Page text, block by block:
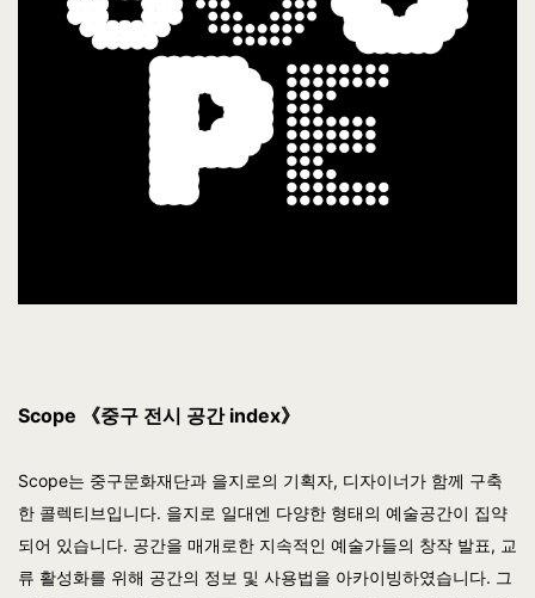
Scope 《중구 전시 공간 index》
Scope는 중구문화재단과 을지로의 기획자, 디자이너가 함께 구축
한 콜렉티브입니다. 을지로 일대엔 다양한 형태의 예술공간이 집약
되어 있습니다. 공간을 매개로한 지속적인 예술가들의 창작 발표, 교
류 활성화를 위해 공간의 정보 및 사용법을 아카이빙하였습니다. 그